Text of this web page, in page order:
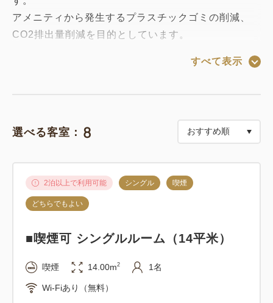
アメニティから発生するプラスチックゴミの削減、
CO2排出量削減を目的としています。
・清掃は3日に1回：客室、バスルームの清掃及びベ
ッドメイク・アメニティ交換を行います。
・清掃のない日：使用済みリネンの回収、交換のみを
行います。新たに設置するアメニティは、バスタオ
※シーツ、羽毛カバー、枕カバー、浴衣の交換もござ
※2泊目以降の歯ブラシ、シェーバーは1階ロビーに
設置しております。必要に応じお持ち下さい。
すべて表示
選べる客室： 8
2泊以上で利用可能 シングル 喫煙
どちらでもよい
■喫煙可 シングルルーム（14平米）
喫煙 14.00m2 1名
Wi-Fiあり（無料）